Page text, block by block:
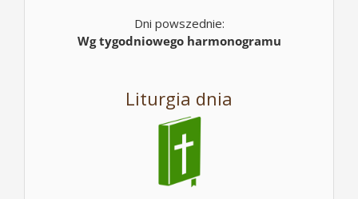
Dni powszednie:
Wg tygodniowego harmonogramu
Liturgia dnia